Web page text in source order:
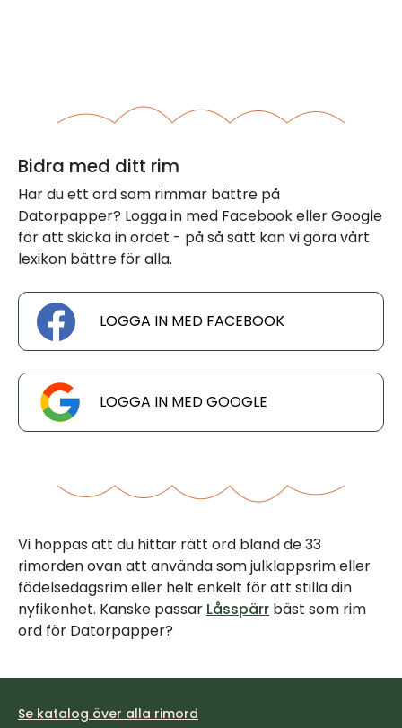
Bidra med ditt rim
Har du ett ord som rimmar bättre på
Datorpapper? Logga in med Facebook eller Google
för att skicka in ordet - på så sätt kan vi göra vårt
lexikon bättre för alla.
LOGGA IN MED FACEBOOK
LOGGA IN MED GOOGLE
Vi hoppas att du hittar rätt ord bland de 33
rimorden ovan att använda som julklappsrim eller
födelsedagsrim eller helt enkelt för att stilla din
nyfikenhet. Kanske passar Låsspärr bäst som rim
ord för Datorpapper?
Se katalog över alla rimord